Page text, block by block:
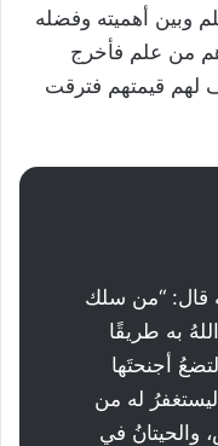
وبين أهميته وفضله
من علم فأخرج
لهم قيمتهم فترقت
قال: “من سلك
به طريقًا
أجنحتَها
له من
في